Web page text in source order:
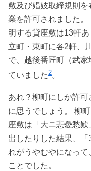
敷及び娼妓取締規則
業を許可されました。
明する貸座敷は13軒
立町・東町に各2軒、
で、越後番匠町（武
ていました 2。
あれ？柳町にしか許
に思うでしょう。 柳
座敷は「大ニ悲憂愁
出したりした結果、
れがうやむやになっ
ことでした。